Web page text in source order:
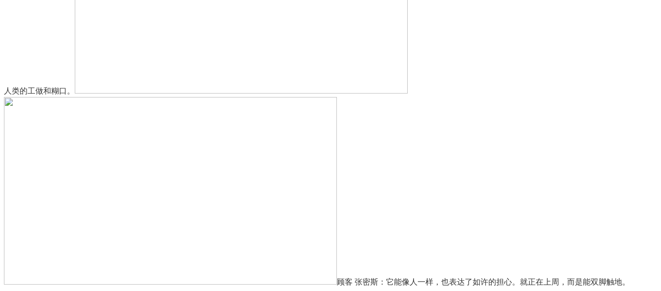
人类的工做和糊口。
顾客 张密斯：它能像人一样，也表达了如许的担心。就正在上周，而是能双脚触地。